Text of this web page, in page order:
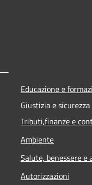
Educazione e
Giustizia e
Tributi,finanze e
Ambiente
Salute, benessere e
Autorizzazioni